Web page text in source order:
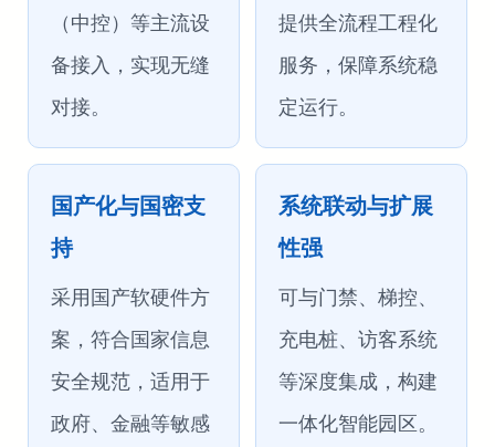
（中控）等主流设
备接入，实现无缝
对接。
提供全流程工程化
服务，保障系统稳
定运行。
国产化与国密支
持
采用国产软硬件方
案，符合国家信息
安全规范，适用于
政府、金融等敏感
系统联动与扩展
性强
可与门禁、梯控、
充电桩、访客系统
等深度集成，构建
一体化智能园区。